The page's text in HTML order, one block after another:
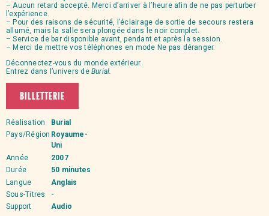
– Aucun retard accepté. Merci d’arriver à l’heure afin de ne pas perturber
l’expérience.
– Pour des raisons de sécurité, l’éclairage de sortie de secours restera
allumé, mais la salle sera plongée dans le noir complet.
– Service de bar disponible avant, pendant et après la session.
– Merci de mettre vos téléphones en mode Ne pas déranger.
Déconnectez-vous du monde extérieur.
Entrez dans l’univers de Burial.
BILLETTERIE
Réalisation
Burial
Pays/Région Royaume-
Uni
Année
2007
Durée
50 minutes
Langue
Anglais
Sous-Titres
-
Support
Audio